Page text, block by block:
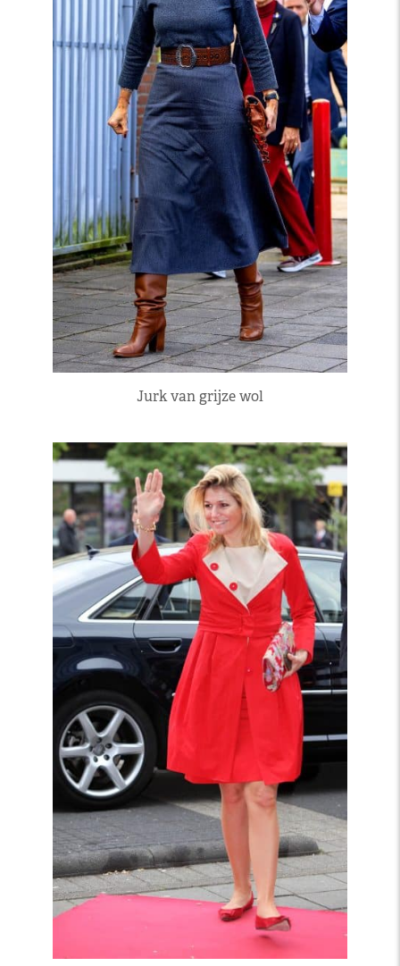
Jurk van grijze wol